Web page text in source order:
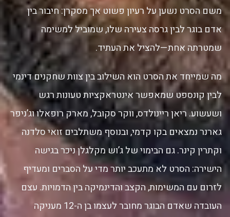
משם הסרט נשען על רעיון פשוט אך מסקרן: חיבור בין
אדם בוגר לבין גרסה צעירה שלו, שמוביל למשימה
שמטרתה אחת—להציל את העתיד.
מה שמייחד את הסרט הוא השילוב בין צוות שחקנים דינמי
לבין קונספט שמאפשר אינטראקציות טעונות רגש
ושעשוע. ריאן ריינולדס, ווקר סקובל, מארק רופאלו וג’ניפר
גארנר נמצאים בקו קדמי, ובנוסף משתלבים זואי סלדנה
וקתרין קינר. גם הבימוי של ג’וש מקלגלן ניכר בגישה
הישירה: הסרט לא מתעכב יותר מדי על הסברים ומעדיף
לזרום עם המשימות, הקצב והדינמיקה בין הדמויות. עצם
העובדה שאדם הבוגר מחובר לעצמו בן ה-12 מעניקה